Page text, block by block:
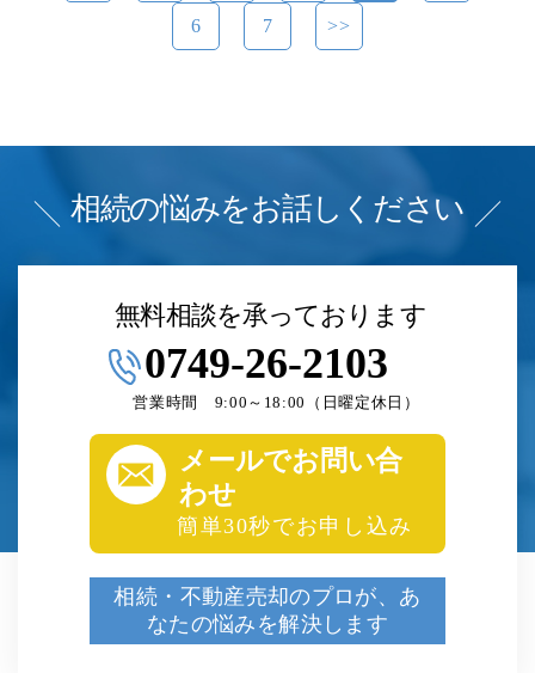
6 7 >>
相続の悩みをお話しください
無料相談を承っております
0749-26-2103
営業時間 9:00～18:00（日曜定休日）
メールでお問い合
わせ
簡単30秒でお申し込み
相続・不動産売却のプロが、 あ
なたの悩みを解決します